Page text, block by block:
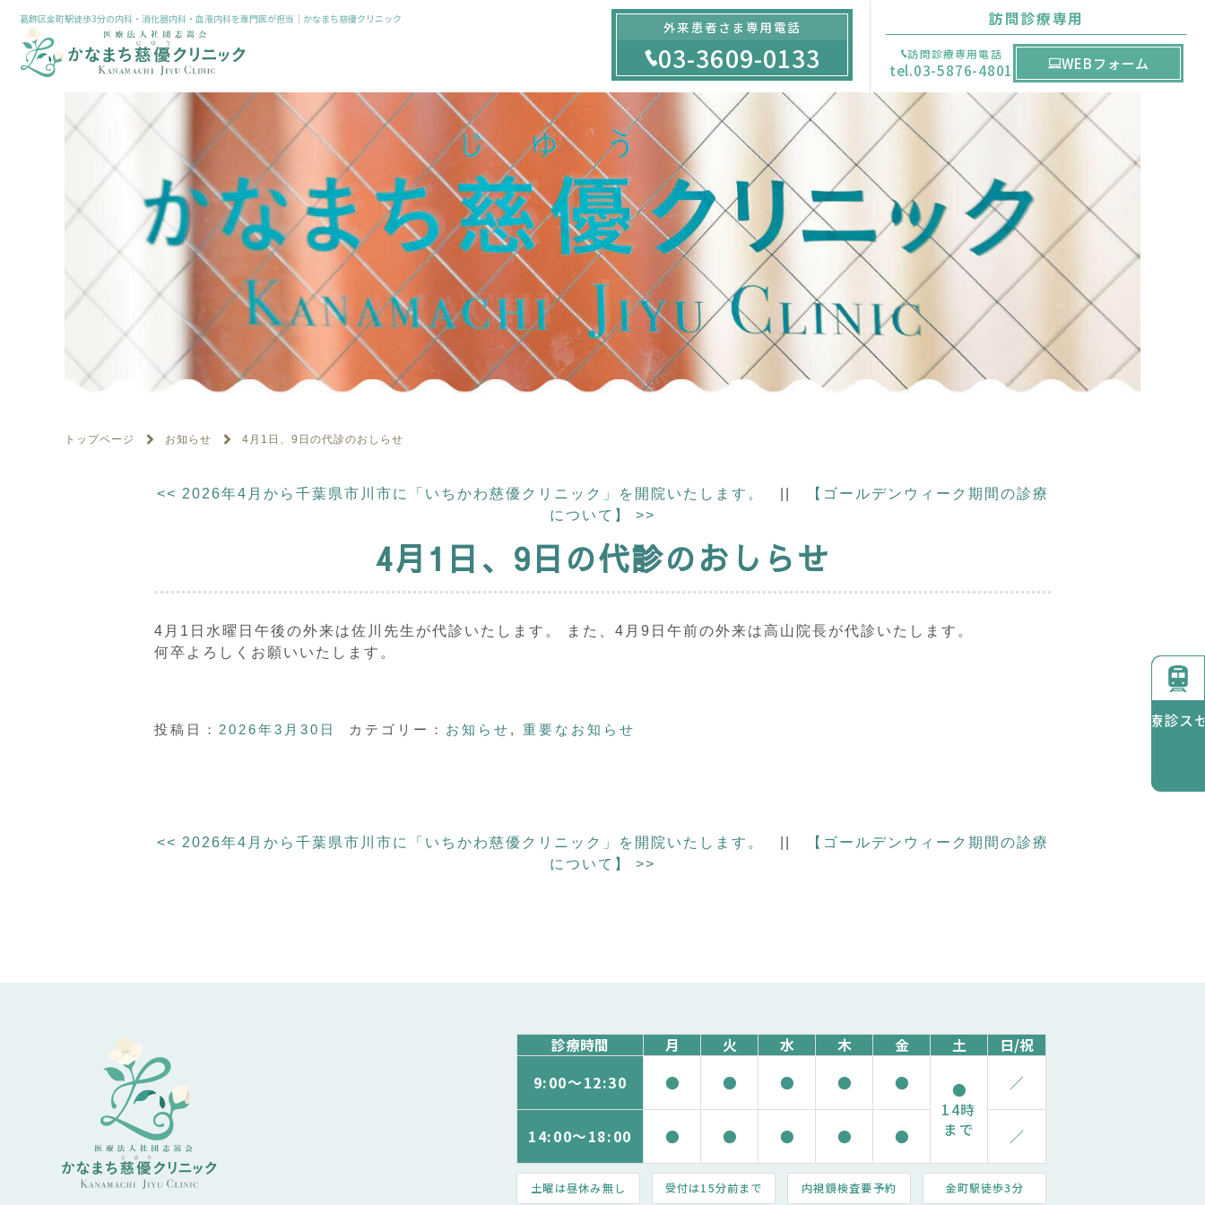
葛飾区金町駅徒歩3分の内科・消化器内科・血液内科を専門医が担当｜かなまち慈優クリニック 外来患者さま専用電話
03-3609-0133
訪問診療専用
訪問診療専用電話
tel.03-5876-4801 WEBフォーム
アクセス
トップページ お知らせ 4月1日、9日の代診のおしらせ
<< 2026年4月から千葉県市川市に「いちかわ慈優クリニック」を開院いたします。
【ゴールデンウィーク期間の診療
について】 >>
4月1日、9日の代診のおしらせ
4月1日水曜日午後の外来は佐川先生が代診いたします。 また、4月9日午前の外来は高山院長が代診いたします。
何卒よろしくお願いいたします。
投稿日： 2026年3月30日 カテゴリー： お知らせ , 重要なお知らせ
<< 2026年4月から千葉県市川市に「いちかわ慈優クリニック」を開院いたします。
【ゴールデンウィーク期間の診療
について】 >>
診療時間 月 火 水 木 金 土
日/祝
9:00～12:30 ● ● ● ● ●
●
14時
まで
／
14:00～18:00 ● ● ● ● ● ／
土曜は昼休み無し 受付は15分前まで 内視鏡検査要予約 金町駅徒歩3分